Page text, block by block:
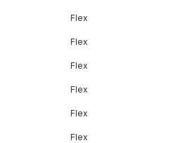
Flex
Flex
Flex
Flex
Flex
Flex